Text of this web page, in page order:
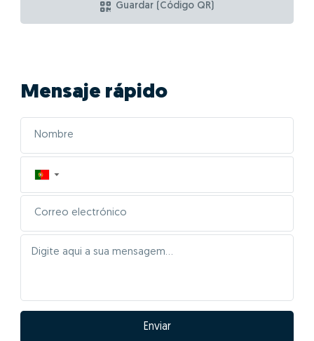
Guardar (Código QR)
Mensaje rápido
▼
Enviar